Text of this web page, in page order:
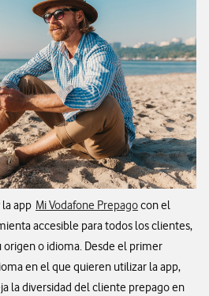
la app Mi Vodafone Prepagocon el
accesible para todos los clientes,
o idioma. Desde el primer
en el que quieren utilizar la app,
la diversidad del cliente prepago en